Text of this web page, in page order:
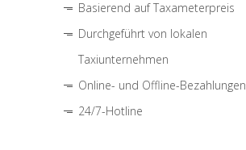
Basierend auf Taxameterpreis
Durchgeführt von lokalen
Taxiunternehmen
Online- und Offline-Bezahlungen
24/7-Hotline